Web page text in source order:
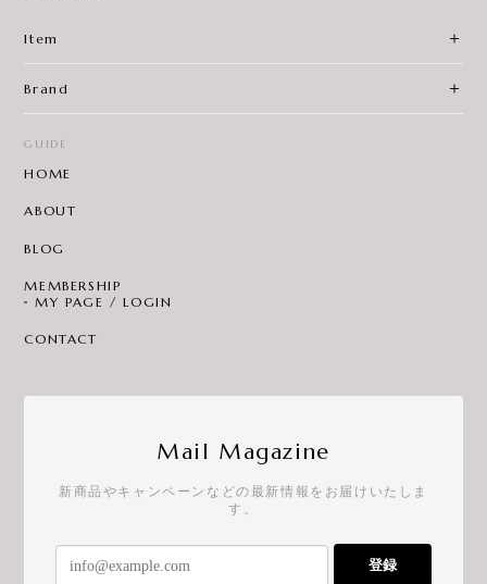
Item
Brand
GUIDE
HOME
ABOUT
BLOG
MEMBERSHIP
MY PAGE / LOGIN
CONTACT
Mail Magazine
新商品やキャンペーンなどの最新情報をお届けいたしま
す。
登録